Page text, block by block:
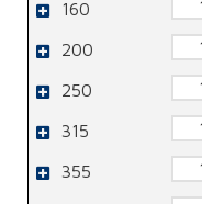
160
200
250
315
355